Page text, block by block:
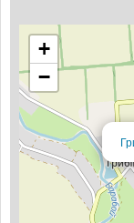
+
−